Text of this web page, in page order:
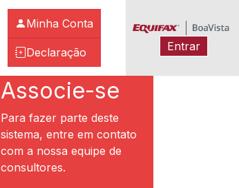
Minha Conta
Declaração Entrar
Preto
Associe-se
Para fazer parte deste
sistema, entre em contato
com a nossa equipe de
consultores.